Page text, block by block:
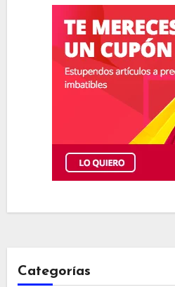
Categorías